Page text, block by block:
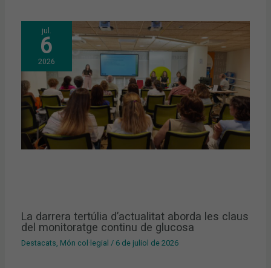
jul.
6
2026
La darrera tertúlia d’actualitat aborda les claus
del monitoratge continu de glucosa
Destacats Món col·legial / 6 de juliol de 2026